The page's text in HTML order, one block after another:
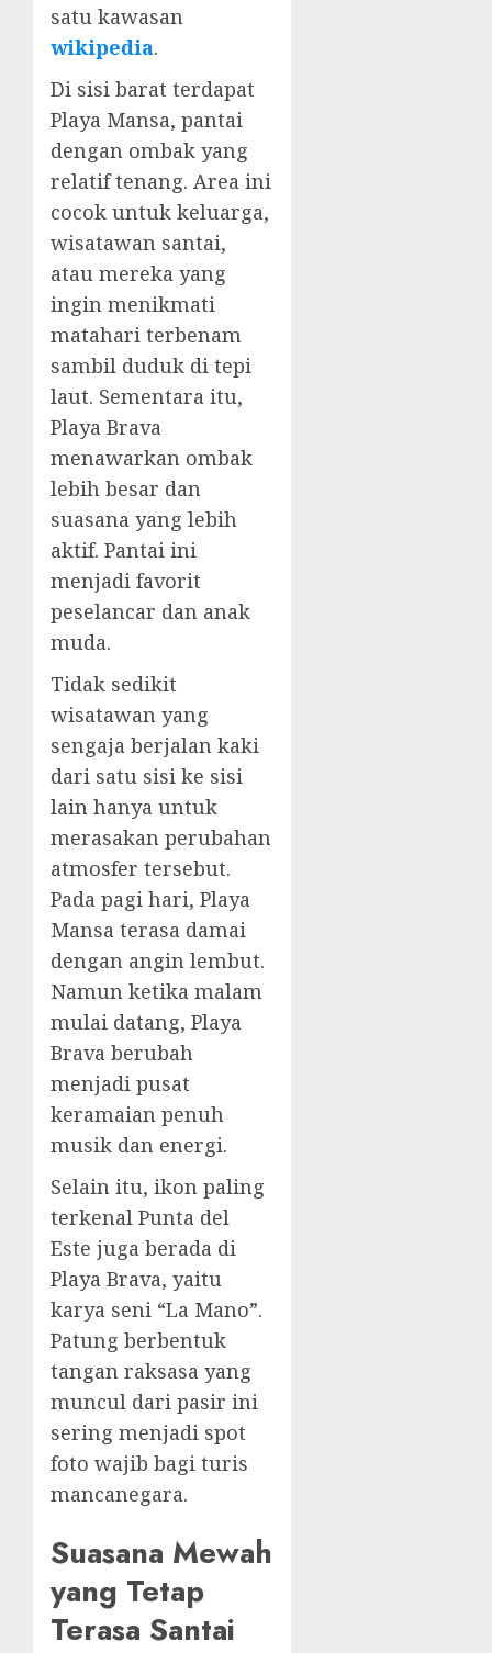
satu kawasan
wikipedia.
Di sisi barat terdapat
Playa Mansa, pantai
dengan ombak yang
relatif tenang. Area ini
cocok untuk keluarga,
wisatawan santai,
atau mereka yang
ingin menikmati
matahari terbenam
sambil duduk di tepi
laut. Sementara itu,
Playa Brava
menawarkan ombak
lebih besar dan
suasana yang lebih
aktif. Pantai ini
menjadi favorit
peselancar dan anak
muda.
Tidak sedikit
wisatawan yang
sengaja berjalan kaki
dari satu sisi ke sisi
lain hanya untuk
merasakan perubahan
atmosfer tersebut.
Pada pagi hari, Playa
Mansa terasa damai
dengan angin lembut.
Namun ketika malam
mulai datang, Playa
Brava berubah
menjadi pusat
keramaian penuh
musik dan energi.
Selain itu, ikon paling
terkenal Punta del
Este juga berada di
Playa Brava, yaitu
karya seni “La Mano”.
Patung berbentuk
tangan raksasa yang
muncul dari pasir ini
sering menjadi spot
foto wajib bagi turis
mancanegara.
Suasana Mewah
yang Tetap
Terasa Santai